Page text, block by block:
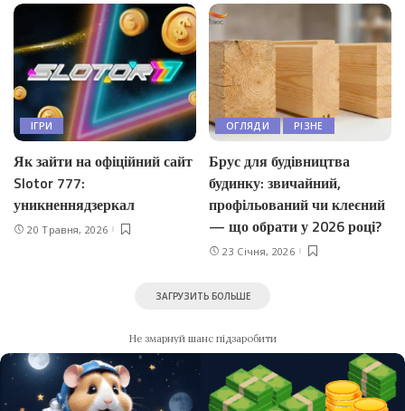
ІГРИ
Як зайти на офіційний сайт
Slotor 777:
уникненнядзеркал
20 Травня, 2026
ОГЛЯДИ РІЗНЕ
Брус для будівництва
будинку: звичайний,
профільований чи клеєний
— що обрати у 2026 році?
23 Січня, 2026
ЗАГРУЗИТЬ БОЛЬШЕ
Не змарнуй шанс підзаробити